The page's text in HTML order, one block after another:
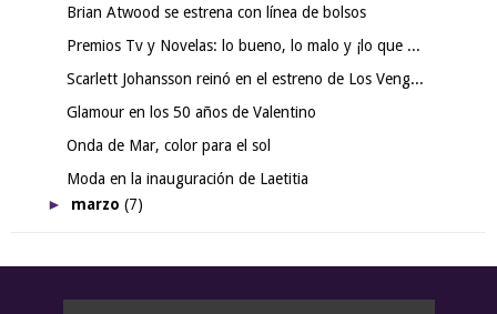
Brian Atwood se estrena con línea de bolsos
Premios Tv y Novelas: lo bueno, lo malo y ¡lo que ...
Scarlett Johansson reinó en el estreno de Los Veng...
Glamour en los 50 años de Valentino
Onda de Mar, color para el sol
Moda en la inauguración de Laetitia
► marzo (7)